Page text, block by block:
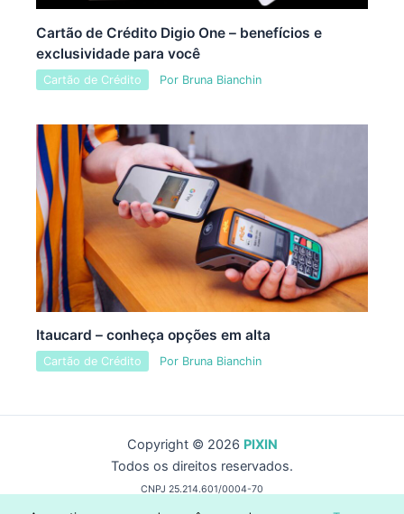
Cartão de Crédito Digio One – benefícios e
exclusividade para você
Cartão de Crédito Por Bruna Bianchin
Itaucard – conheça opções em alta
Cartão de Crédito Por Bruna Bianchin
Copyright © 2026 PIXIN
Todos os direitos reservados.
CNPJ 25.214.601/0004-70